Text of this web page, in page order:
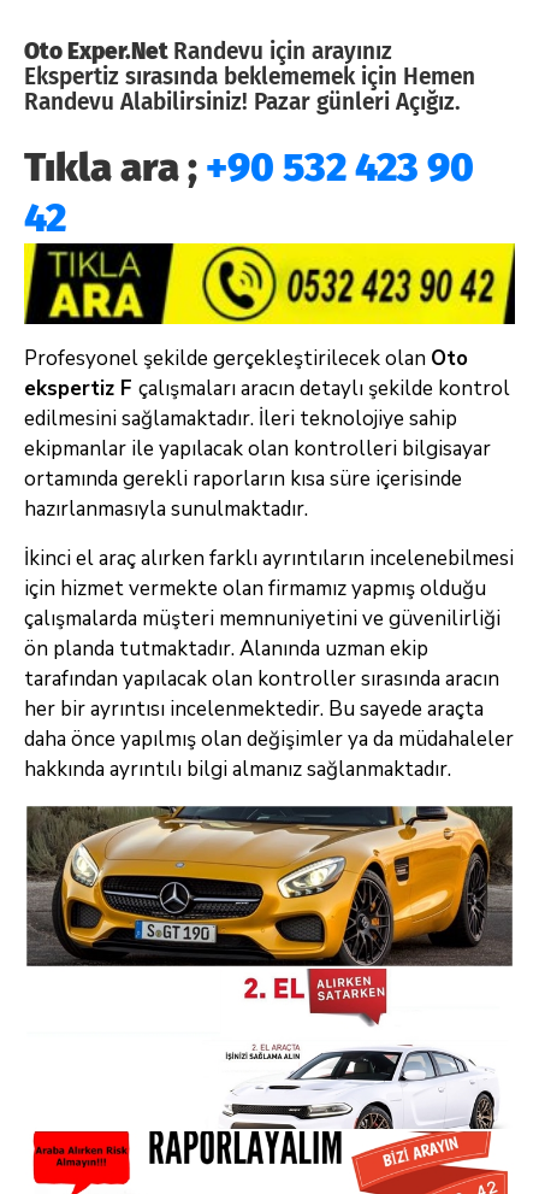
Oto Exper.Net Randevu için arayınız
Ekspertiz sırasında beklememek için Hemen
Randevu Alabilirsiniz! Pazar günleri Açığız.
Tıkla ara ; +90 532 423 90
42
Profesyonel şekilde gerçekleştirilecek olan Oto
ekspertiz F çalışmaları aracın detaylı şekilde kontrol
edilmesini sağlamaktadır. İleri teknolojiye sahip
ekipmanlar ile yapılacak olan kontrolleri bilgisayar
ortamında gerekli raporların kısa süre içerisinde
hazırlanmasıyla sunulmaktadır.
İkinci el araç alırken farklı ayrıntıların incelenebilmesi
için hizmet vermekte olan firmamız yapmış olduğu
çalışmalarda müşteri memnuniyetini ve güvenilirliği
ön planda tutmaktadır. Alanında uzman ekip
tarafından yapılacak olan kontroller sırasında aracın
her bir ayrıntısı incelenmektedir. Bu sayede araçta
daha önce yapılmış olan değişimler ya da müdahaleler
hakkında ayrıntılı bilgi almanız sağlanmaktadır.